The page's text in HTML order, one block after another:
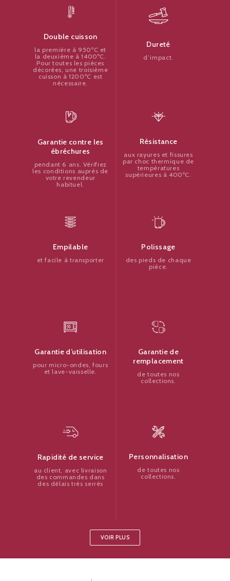
Double cuisson
la première à 950ºC et
la deuxième à 1400ºC.
Pour toutes les pièces
décorées, une troisième
cuisson à 1200ºC est
nécessaire.
Dureté
d’impact.
Garantie contre les
ébréchures
pendant 6 ans. Vérifiez
les conditions auprès de
votre revendeur
habituel.
Résistance
aux rayures et fissures
par choc thermique de
températures
supérieures à 400ºC.
Empilable
et facile à transporter
Polissage
des pieds de chaque
pièce.
Garantie d’utilisation
pour micro-ondes, fours
et lave-vaisselle.
Garantie de
remplacement
de toutes nos
collections.
Rapidité de service
au client, avec livraison
des commandes dans
des délais très serrés
Personnalisation
de toutes nos
collections.
VOIR PLUS